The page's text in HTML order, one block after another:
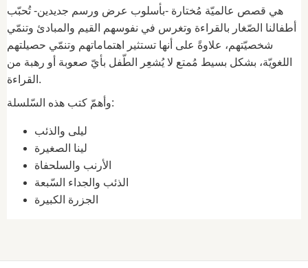
هي قصص عالميّة مُختارة -بأسلوب عرض ورسم جديدين- تُحبّب
أطفالنا الصّغار بالقراءة وتغرس في نفوسهم القيم والمبادئ وتنمّي
شخصيّتهم، علاوةً على أنها تستثير اهتماماتهم وتنمّي حصيلتهم
اللغويّة، بشكل بسيط مُمتع لا يُشعِر الطّفل بأيّ صعوبة أو رهبة من
القراءة.
وأهمّ كتب هذه السّلسلة:
ليلى والذئب
لينا الصغيرة
الأرنب والسلحفاة
الذئب والجداء السّبعة
الجزرة الكبيرة